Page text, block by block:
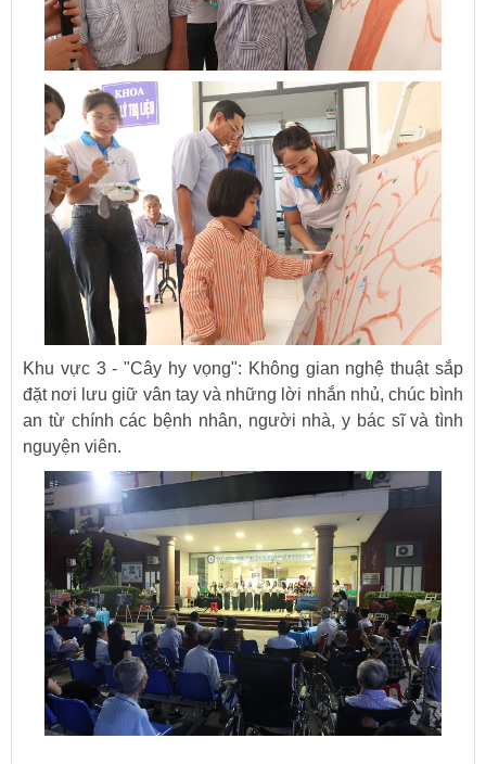
Khu vực 3 - "Cây hy vọng": Không gian nghệ thuật sắp
đặt nơi lưu giữ vân tay và những lời nhắn nhủ, chúc bình
an từ chính các bệnh nhân, người nhà, y bác sĩ và tình
nguyện viên.